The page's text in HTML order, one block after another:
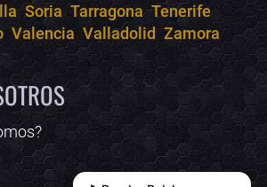
Soria Tarragona Tenerife
Valencia Valladolid Zamora